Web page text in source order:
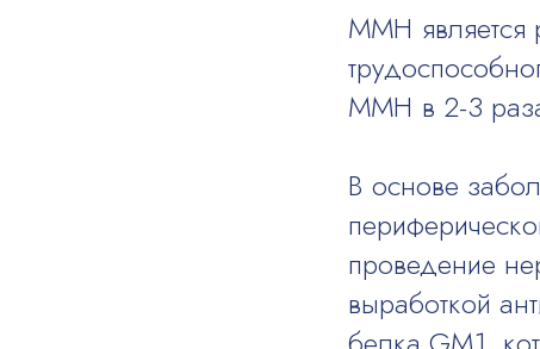
ММН является
ММН в 2-3
В основе
проведение
выработкой